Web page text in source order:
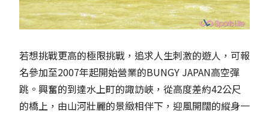
若想挑戰更高的極限挑戰，追求人生刺激的遊人，可報
名參加至2007年起開始營業的BUNGY JAPAN高空彈
跳。興奮的到達水上町的諏訪峽，從高度差約42公尺
的橋上，由山河壯麗的景緻相伴下，迎風開闊的縱身一